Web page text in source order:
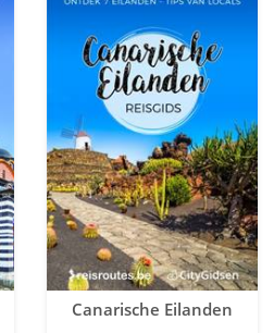
Canarische Eilanden